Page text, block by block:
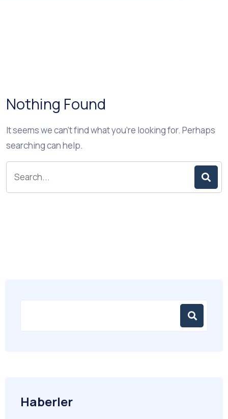
Nothing Found
It seems we can’t find what you’re looking for. Perhaps
searching can help.
Haberler